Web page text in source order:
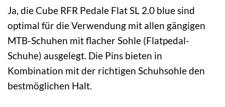
Ja, die Cube RFR Pedale Flat SL 2.0 blue sind
optimal für die Verwendung mit allen gängigen
MTB-Schuhen mit flacher Sohle (Flatpedal-
Schuhe) ausgelegt. Die Pins bieten in
Kombination mit der richtigen Schuhsohle den
bestmöglichen Halt.